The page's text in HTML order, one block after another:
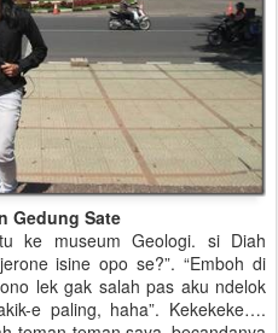
Gedung Sate
ke museum Geologi. si Diah
isine opo se?”. “Emboh di
lek gak salah pas aku ndelok
e paling, haha”. Kekekeke….